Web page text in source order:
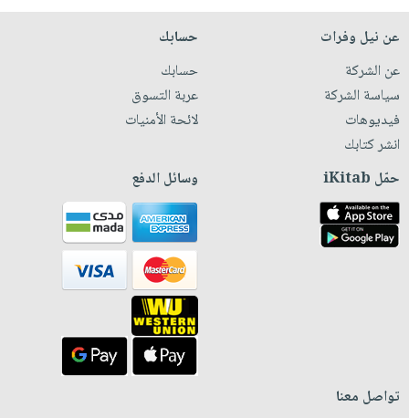
عن نيل وفرات
عن الشركة
سياسة الشركة
فيديوهات
انشر كتابك
حسابك
حسابك
عربة التسوق
لائحة الأمنيات
حمّل iKitab وسائل الدفع
تواصل معنا